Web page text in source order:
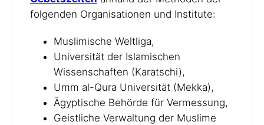
folgenden Organisationen und Institute:
Muslimische Weltliga,
Universität der Islamischen
Wissenschaften (Karatschi),
Umm al-Qura Universität (Mekka),
Ägyptische Behörde für Vermessung,
Geistliche Verwaltung der Muslime